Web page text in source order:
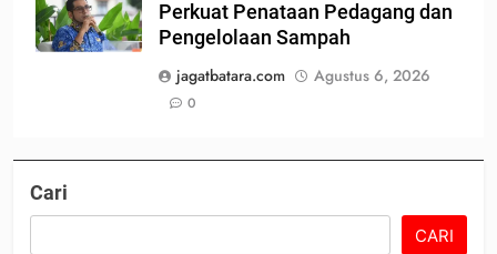
Perkuat Penataan Pedagang dan
Pengelolaan Sampah
jagatbatara.com
Agustus 6, 2026
0
Cari
CARI